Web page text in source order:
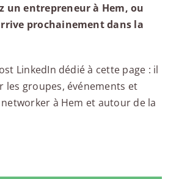
un entrepreneur à Hem, ou
prochainement dans la
LinkedIn dédié à cette page : il
les groupes, événements et
à Hem et autour de la